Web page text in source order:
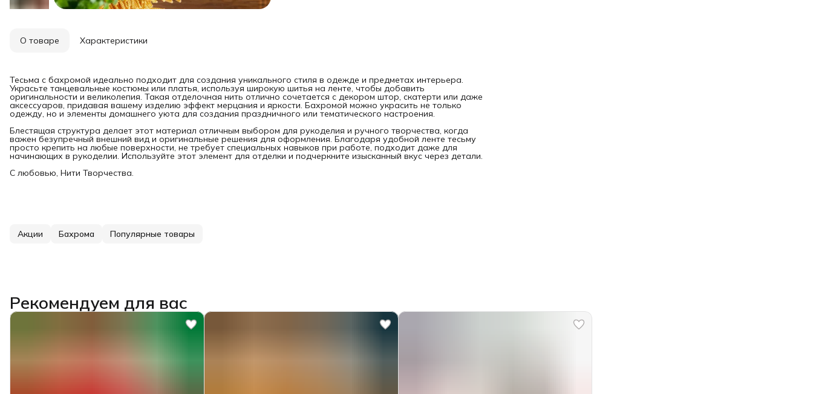
О товаре Характеристики
Тесьма с бахромой идеально подходит для создания уникального стиля в одежде и предметах интерьера.
Украсьте танцевальные костюмы или платья, используя широкую шитья на ленте, чтобы добавить
оригинальности и великолепия. Такая отделочная нить отлично сочетается с декором штор, скатерти или даже
аксессуаров, придавая вашему изделию эффект мерцания и яркости. Бахромой можно украсить не только
одежду, но и элементы домашнего уюта для создания праздничного или тематического настроения.
Блестящая структура делает этот материал отличным выбором для рукоделия и ручного творчества, когда
важен безупречный внешний вид и оригинальные решения для оформления. Благодаря удобной ленте тесьму
просто крепить на любые поверхности, не требует специальных навыков при работе, подходит даже для
начинающих в рукоделии. Используйте этот элемент для отделки и подчеркните изысканный вкус через детали.
С любовью, Нити Творчества.
Акции Бахрома Популярные товары
Рекомендуем для вас